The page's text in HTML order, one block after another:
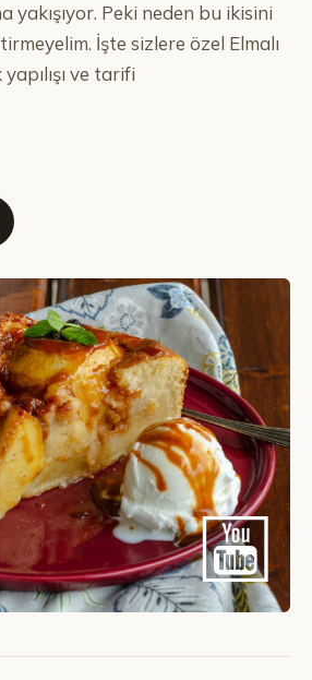
yakışıyor. Peki neden bu ikisini
İşte sizlere özel Elmalı
ve tarifi